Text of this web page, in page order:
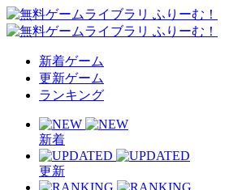
新着ゲーム
更新ゲーム
ランキング
新着
更新